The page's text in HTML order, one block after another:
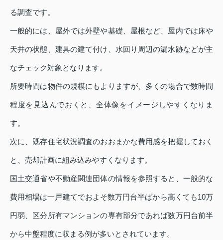
る調査です。
一般的には、屋外では外壁や基礎、屋根など、屋内では床や
天井の状態、建具の建て付け、水回り周辺の漏水跡などが主
なチェック対象となります。
所要時間は物件の規模にもよりますが、多くの場合で数時間
程度を見込んでおくと、全体像をイメージしやすくなりま
す。
次に、既存住宅状況調査のおおまかな費用感を把握しておく
と、売却計画に組み込みやすくなります。
国土交通省や不動産関連団体の情報を参照すると、一般的な
費用相場は一戸建てでおよそ数万円台半ばから高くても10万
円弱、区分所有マンションの専有部分であれば数万円台前半
から中盤程度に収まる例が多いとされています。